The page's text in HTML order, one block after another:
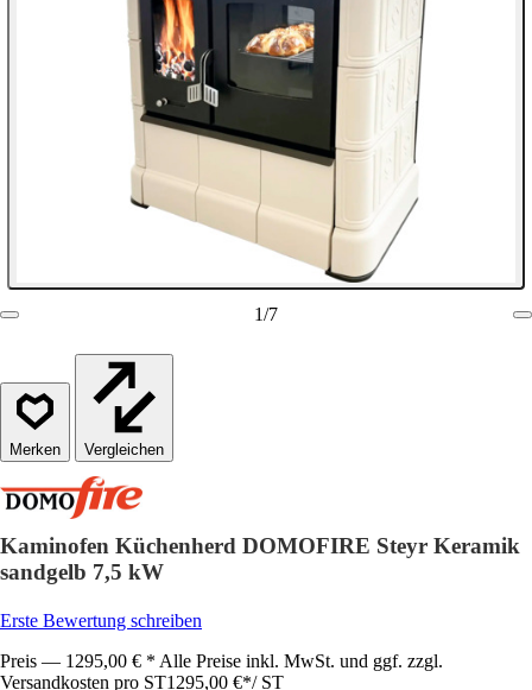
1/7
Vergleichen
Kaminofen Küchenherd DOMOFIRE Steyr Keramik
sandgelb 7,5 kW
Erste Bewertung schreiben
Preis — 1295,00 € * Alle Preise inkl. MwSt. und ggf. zzgl.
Versandkosten pro ST1295,00 €*/ ST